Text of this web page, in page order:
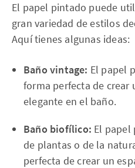
El papel pintado puede
gran variedad de estilos
Aquí tienes algunas ideas:
Baño vintage: El papel
forma perfecta de crear
elegante en el baño.
Baño biofílico: El papel
de plantas o de la
perfecta de crear un